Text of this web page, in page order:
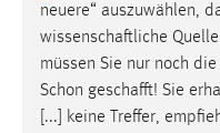
neuere“ auszuwählen,
wissenschaftliche
müssen Sie nur noch
Schon geschafft! Sie
[...] keine Treffer,